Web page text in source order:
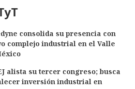
consolida su presencia con
complejo industrial en el Valle
alista su tercer congreso; busca
inversión industrial en